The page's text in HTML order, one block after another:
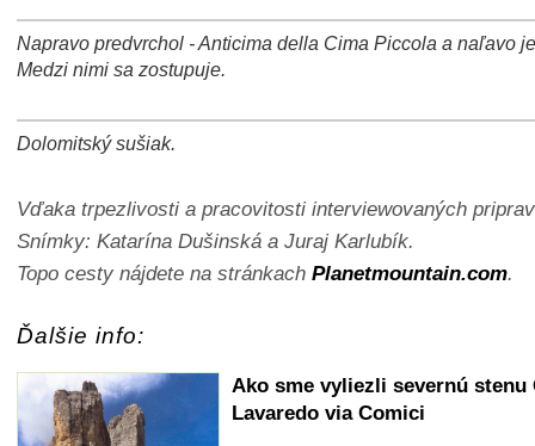
+ − ⛶
Napravo predvrchol - Anticima della Cima Piccola a naľavo
Medzi nimi sa zostupuje.
Dolomitský sušiak.
Vďaka trpezlivosti a pracovitosti interviewovaných
Snímky: Katarína Dušinská a Juraj Karlubík.
Topo cesty nájdete na stránkach Planetmountain.com.
Ďalšie info:
Ako sme vyliezli severnú stenu
Lavaredo via Comici